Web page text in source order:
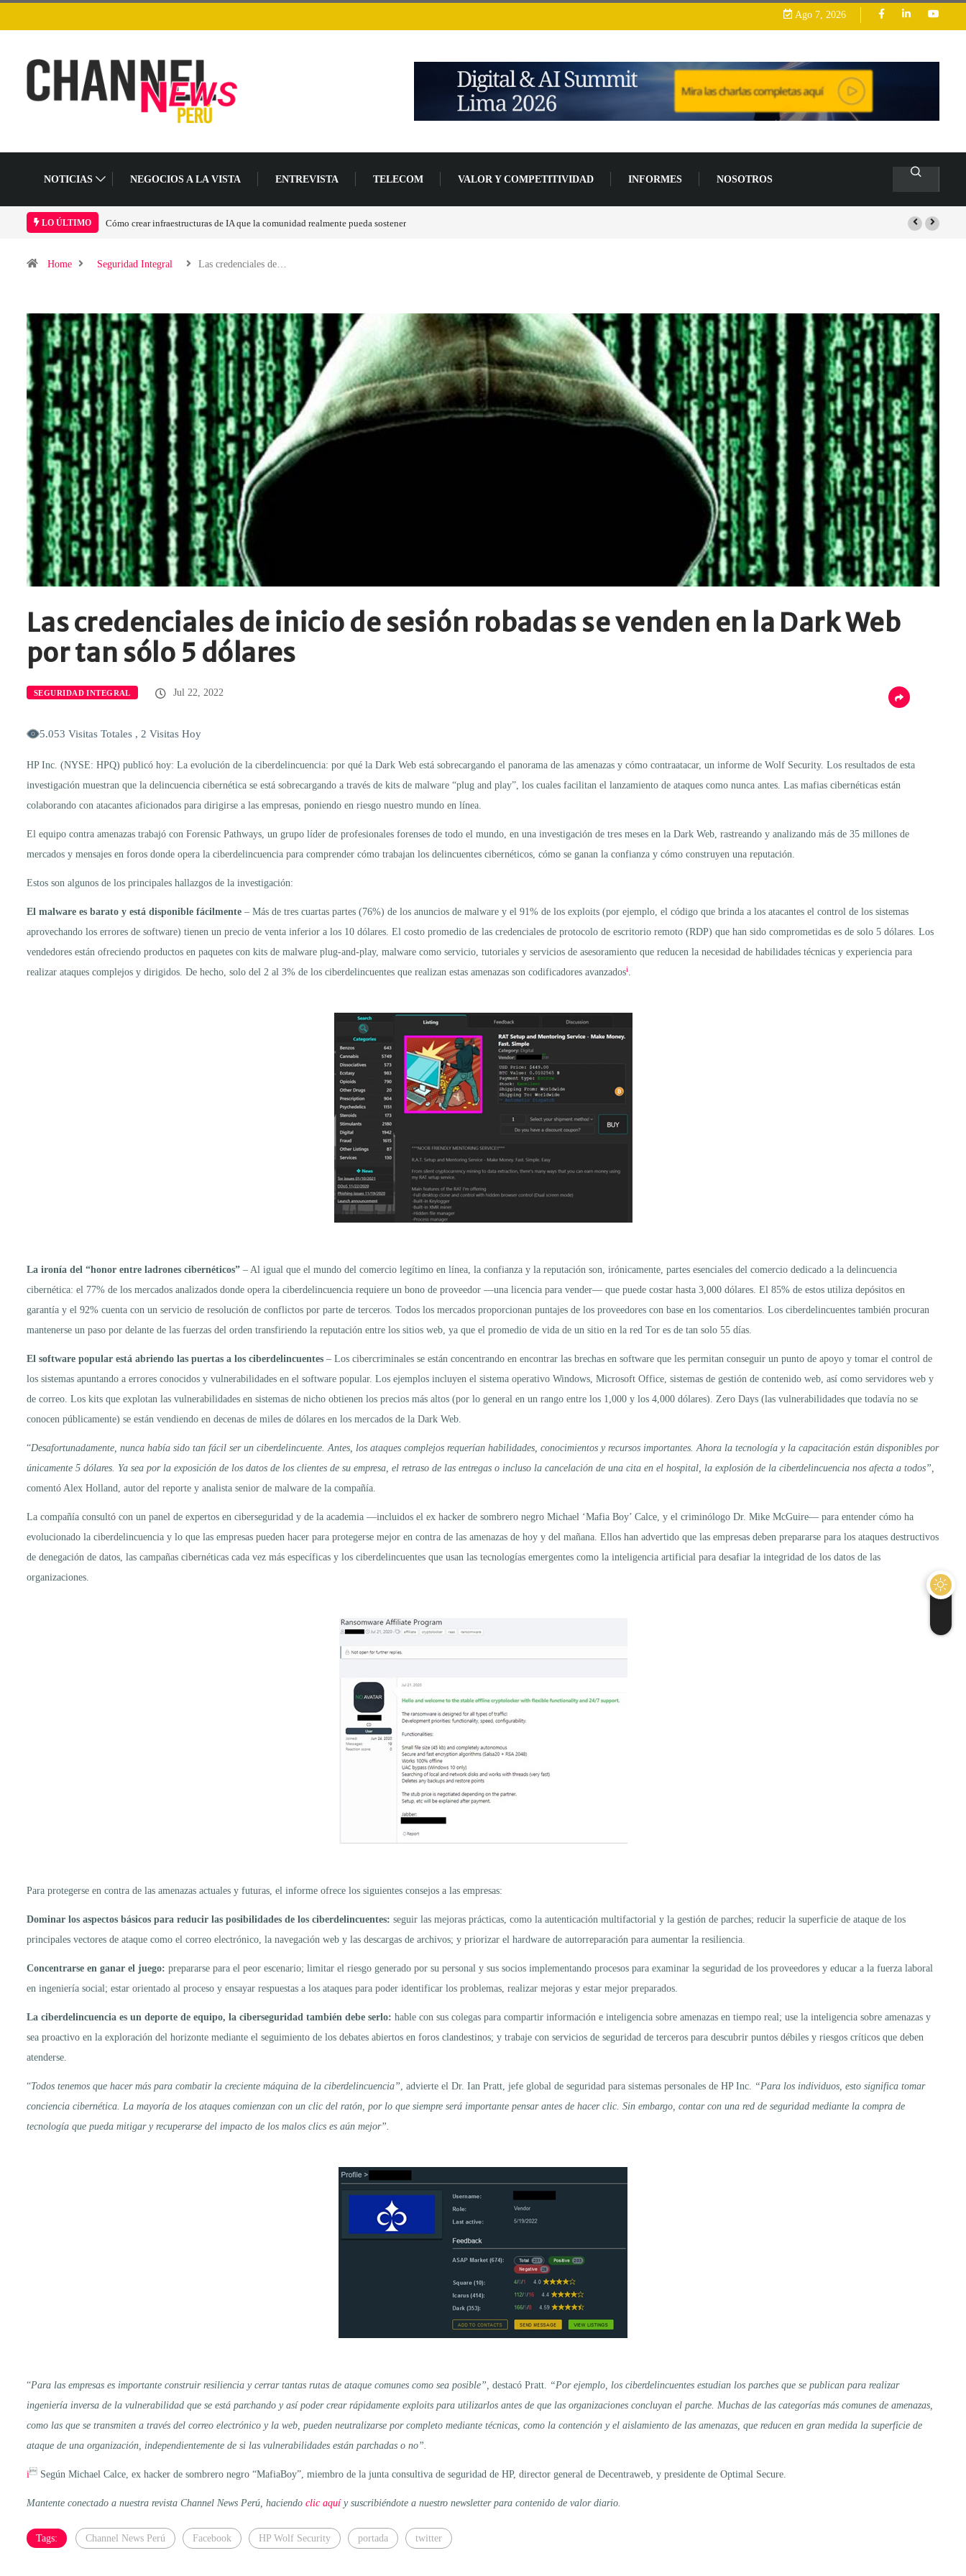
Ago 7, 2026
NOTICIAS NEGOCIOS A LA VISTA ENTREVISTA TELECOM VALOR Y COMPETITIVIDAD INFORMES NOSOTROS
LO ÚLTIMO Las tarjetas gráficas RDNA 5 ya están en fase avanzada de desarrollo
Home Seguridad Integral Las credenciales de…
Las credenciales de inicio de sesión robadas se venden en la Dark Web
por tan sólo 5 dólares
SEGURIDAD INTEGRAL Jul 22, 2022
5.053 Visitas Totales , 2 Visitas Hoy
HP Inc. (NYSE: HPQ) publicó hoy: La evolución de la ciberdelincuencia: por qué la Dark Web está sobrecargando el panorama de las amenazas y cómo contraatacar, un informe de Wolf Security. Los resultados de esta
investigación muestran que la delincuencia cibernética se está sobrecargando a través de kits de malware “plug and play”, los cuales facilitan el lanzamiento de ataques como nunca antes. Las mafias cibernéticas están
colaborando con atacantes aficionados para dirigirse a las empresas, poniendo en riesgo nuestro mundo en línea.
El equipo contra amenazas trabajó con Forensic Pathways, un grupo líder de profesionales forenses de todo el mundo, en una investigación de tres meses en la Dark Web, rastreando y analizando más de 35 millones de
mercados y mensajes en foros donde opera la ciberdelincuencia para comprender cómo trabajan los delincuentes cibernéticos, cómo se ganan la confianza y cómo construyen una reputación.
Estos son algunos de los principales hallazgos de la investigación:
El malware es barato y está disponible fácilmente – Más de tres cuartas partes (76%) de los anuncios de malware y el 91% de los exploits (por ejemplo, el código que brinda a los atacantes el control de los sistemas
aprovechando los errores de software) tienen un precio de venta inferior a los 10 dólares. El costo promedio de las credenciales de protocolo de escritorio remoto (RDP) que han sido comprometidas es de solo 5 dólares. Los
vendedores están ofreciendo productos en paquetes con kits de malware plug-and-play, malware como servicio, tutoriales y servicios de asesoramiento que reducen la necesidad de habilidades técnicas y experiencia para
realizar ataques complejos y dirigidos. De hecho, solo del 2 al 3% de los ciberdelincuentes que realizan estas amenazas son codificadores avanzadosi
La ironía del “honor entre ladrones cibernéticos” – Al igual que el mundo del comercio legítimo en línea, la confianza y la reputación son, irónicamente, partes esenciales del comercio dedicado a la delincuencia
cibernética: el 77% de los mercados analizados donde opera la ciberdelincuencia requiere un bono de proveedor —una licencia para vender— que puede costar hasta 3,000 dólares. El 85% de estos utiliza depósitos en
garantía y el 92% cuenta con un servicio de resolución de conflictos por parte de terceros. Todos los mercados proporcionan puntajes de los proveedores con base en los comentarios. Los ciberdelincuentes también procuran
mantenerse un paso por delante de las fuerzas del orden transfiriendo la reputación entre los sitios web, ya que el promedio de vida de un sitio en la red Tor es de tan solo 55 días.
El software popular está abriendo las puertas a los ciberdelincuentes – Los cibercriminales se están concentrando en encontrar las brechas en software que les permitan conseguir un punto de apoyo y tomar el control de
los sistemas apuntando a errores conocidos y vulnerabilidades en el software popular. Los ejemplos incluyen el sistema operativo Windows, Microsoft Office, sistemas de gestión de contenido web, así como servidores web y
de correo. Los kits que explotan las vulnerabilidades en sistemas de nicho obtienen los precios más altos (por lo general en un rango entre los 1,000 y los 4,000 dólares). Zero Days (las vulnerabilidades que todavía no se
conocen públicamente) se están vendiendo en decenas de miles de dólares en los mercados de la Dark Web.
“Desafortunadamente, nunca había sido tan fácil ser un ciberdelincuente. Antes, los ataques complejos requerían habilidades, conocimientos y recursos importantes. Ahora la tecnología y la capacitación están disponibles por
únicamente 5 dólares. Ya sea por la exposición de los datos de los clientes de su empresa, el retraso de las entregas o incluso la cancelación de una cita en el hospital, la explosión de la ciberdelincuencia nos afecta a todos”,
comentó Alex Holland, autor del reporte y analista senior de malware de la compañía.
La compañía consultó con un panel de expertos en ciberseguridad y de la academia —incluidos el ex hacker de sombrero negro Michael ‘Mafia Boy’ Calce, y el criminólogo Dr. Mike McGuire— para entender cómo ha
evolucionado la ciberdelincuencia y lo que las empresas pueden hacer para protegerse mejor en contra de las amenazas de hoy y del mañana. Ellos han advertido que las empresas deben prepararse para los ataques destructivos
de denegación de datos, las campañas cibernéticas cada vez más específicas y los ciberdelincuentes que usan las tecnologías emergentes como la inteligencia artificial para desafiar la integridad de los datos de las
organizaciones.
Para protegerse en contra de las amenazas actuales y futuras, el informe ofrece los siguientes consejos a las empresas:
Dominar los aspectos básicos para reducir las posibilidades de los ciberdelincuentes: seguir las mejoras prácticas, como la autenticación multifactorial y la gestión de parches; reducir la superficie de ataque de los
principales vectores de ataque como el correo electrónico, la navegación web y las descargas de archivos; y priorizar el hardware de autorreparación para aumentar la resiliencia.
Concentrarse en ganar el juego: prepararse para el peor escenario; limitar el riesgo generado por su personal y sus socios implementando procesos para examinar la seguridad de los proveedores y educar a la fuerza laboral
en ingeniería social; estar orientado al proceso y ensayar respuestas a los ataques para poder identificar los problemas, realizar mejoras y estar mejor preparados.
La ciberdelincuencia es un deporte de equipo, la ciberseguridad también debe serlo: hable con sus colegas para compartir información e inteligencia sobre amenazas en tiempo real; use la inteligencia sobre amenazas y
sea proactivo en la exploración del horizonte mediante el seguimiento de los debates abiertos en foros clandestinos; y trabaje con servicios de seguridad de terceros para descubrir puntos débiles y riesgos críticos que deben
atenderse.
“Todos tenemos que hacer más para combatir la creciente máquina de la ciberdelincuencia” , advierte el Dr. Ian Pratt, jefe global de seguridad para sistemas personales de HP Inc.
“Para los individuos, esto significa tomar
conciencia cibernética. La mayoría de los ataques comienzan con un clic del ratón, por lo que siempre será importante pensar antes de hacer clic. Sin embargo, contar con una red de seguridad mediante la compra de
tecnología que pueda mitigar y recuperarse del impacto de los malos clics es aún mejor”.
“Para las empresas es importante construir resiliencia y cerrar tantas rutas de ataque comunes como sea posible”, destacó Pratt.
“Por ejemplo, los ciberdelincuentes estudian los parches que se publican para realizar
ingeniería inversa de la vulnerabilidad que se está parchando y así poder crear rápidamente exploits para utilizarlos antes de que las organizaciones concluyan el parche. Muchas de las categorías más comunes de amenazas,
como las que se transmiten a través del correo electrónico y la web, pueden neutralizarse por completo mediante técnicas, como la contención y el aislamiento de las amenazas, que reducen en gran medida la superficie de
ataque de una organización, independientemente de si las vulnerabilidades están parchadas o no”.
i Según Michael Calce, ex hacker de sombrero negro “MafiaBoy”, miembro de la junta consultiva de seguridad de HP, director general de Decentraweb, y presidente de Optimal Secure.
Mantente conectado a nuestra revista Channel News Perú, haciendo clic aquíy suscribiéndote a nuestro newsletter para contenido de valor diario.
Tags: Channel News Perú Facebook HP Wolf Security portada twitter